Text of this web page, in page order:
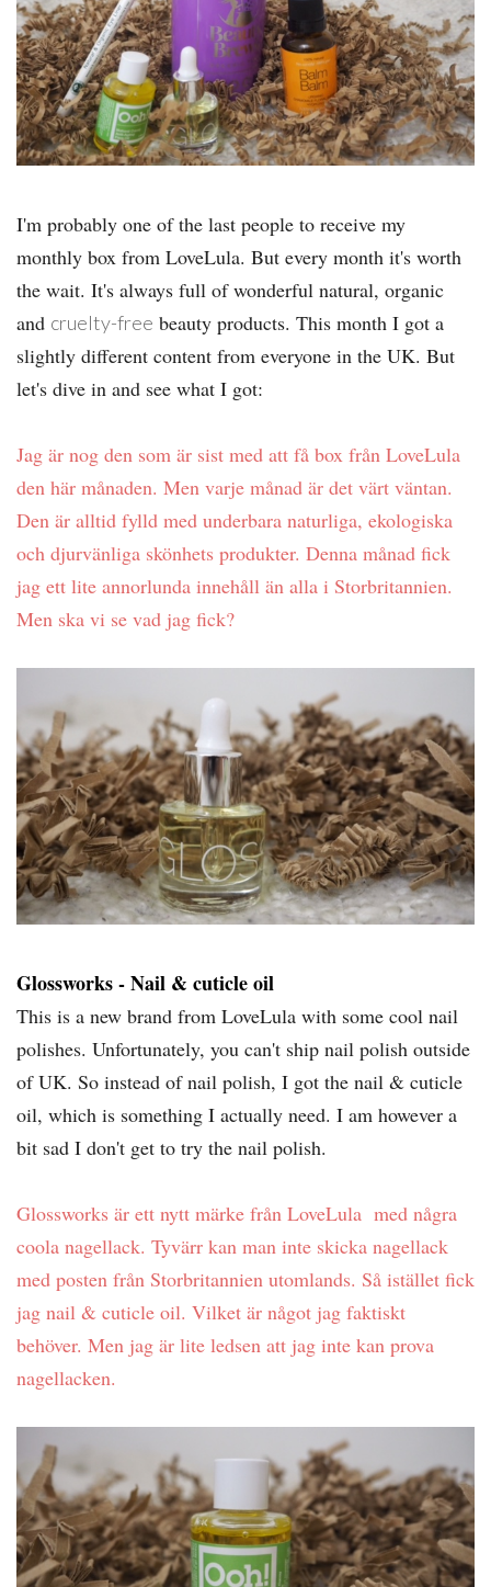
I'm probably one of the last people to receive my
monthly box from LoveLula. But every month it's worth
the wait. It's always full of wonderful natural, organic
and cruelty-free beauty products. This month I got a
slightly different content from everyone in the UK. But
let's dive in and see what I got:
Jag är nog den som är sist med att få box från LoveLula
den här månaden. Men varje månad är det värt väntan.
Den är alltid fylld med underbara naturliga, ekologiska
och djurvänliga skönhets produkter. Denna månad fick
jag ett lite annorlunda innehåll än alla i Storbritannien.
Men ska vi se vad jag fick?
Glossworks - Nail & cuticle oil
This is a new brand from LoveLula with some cool nail
polishes. Unfortunately, you can't ship nail polish outside
of UK. So instead of nail polish, I got the nail & cuticle
oil, which is something I actually need. I am however a
bit sad I don't get to try the nail polish.
Glossworks är ett nytt märke från LoveLula med några
coola nagellack. Tyvärr kan man inte skicka nagellack
med posten från Storbritannien utomlands. Så istället fick
jag nail & cuticle oil. Vilket är något jag faktiskt
behöver. Men jag är lite ledsen att jag inte kan prova
nagellacken.